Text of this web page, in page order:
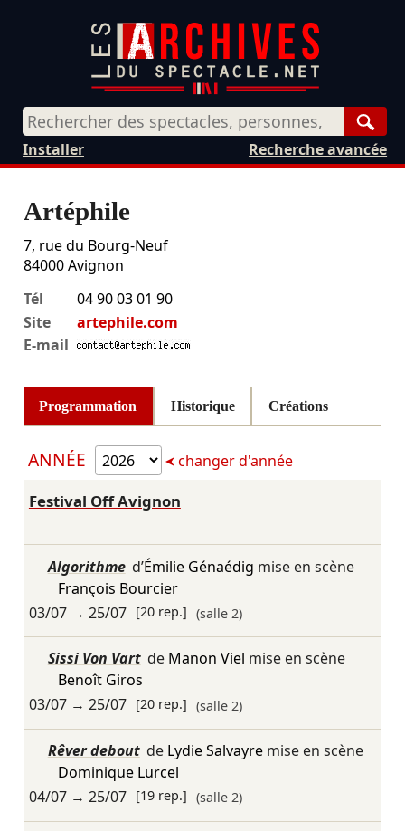
Recherche avancée
Installer
Artéphile
7, rue du Bourg-Neuf
84000 Avignon
Tél
04 90 03 01 90
Site
artephile.com
E-mail
Programmation Historique Créations
ANNÉE changer d'année
Festival Off Avignon
Algorithme d’Émilie Génaédig mise en scène
François Bourcier
03/07→ 25/07 [20 rep.] (salle 2)
Sissi Von Vart de Manon Viel mise en scène
Benoît Giros
03/07→ 25/07 [20 rep.] (salle 2)
Rêver debout de Lydie Salvayremise en scène
Dominique Lurcel
04/07→ 25/07 [19 rep.] (salle 2)